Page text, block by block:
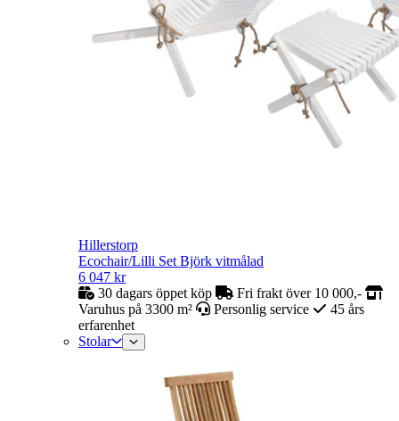
Hillerstorp
Ecochair/Lilli Set Björk vitmålad
6 047 kr
30 dagars öppet köp
Fri frakt över 10 000,-
Varuhus på 3300 m²
Personlig service
45 års
erfarenhet
Stolar